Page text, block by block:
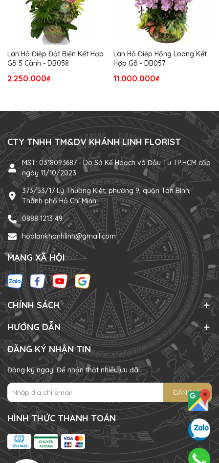
Lan Hồ Điệp Đột Biến Kết Hợp
Gỗ 5 Cành - DB058
2.250.000₫
Lan Hồ Điệp Hồng Loang Kết
Hợp Gỗ - DB057
11.000.000₫
CTY TNHH TM&DV KHÁNH LINH FLORIST
MST: 0318093687 - Do Sở Kế Hoạch và Đầu Tư TP.HCM cấp
ngày 11/10/2023
373/53/17 Lý Thường Kiệt, phường 9, quận Tân Bình,
Thành phố Hồ Chí Minh
0888 1213 49
hoalankhanhlinh@gmail.com
MẠNG XÃ HỘI
CHÍNH SÁCH
HƯỚNG DẪN
ĐĂNG KÝ NHẬN TIN
Đăng ký ngay! Để nhận thật nhiều ưu đãi
ĐĂNG KÝ
HÌNH THỨC THANH TOÁN